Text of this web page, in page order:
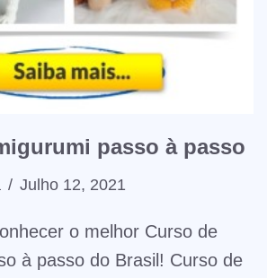
passo à passo
Julho 12, 2021
o melhor Curso de
à passo do Brasil! Curso de